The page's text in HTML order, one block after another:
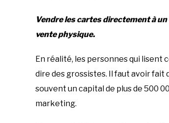
Vendre les cartes directement à
vente physique.
En réalité, les personnes qui lisent
dire des grossistes. Il faut avoir
souvent un capital de plus de 500
marketing.